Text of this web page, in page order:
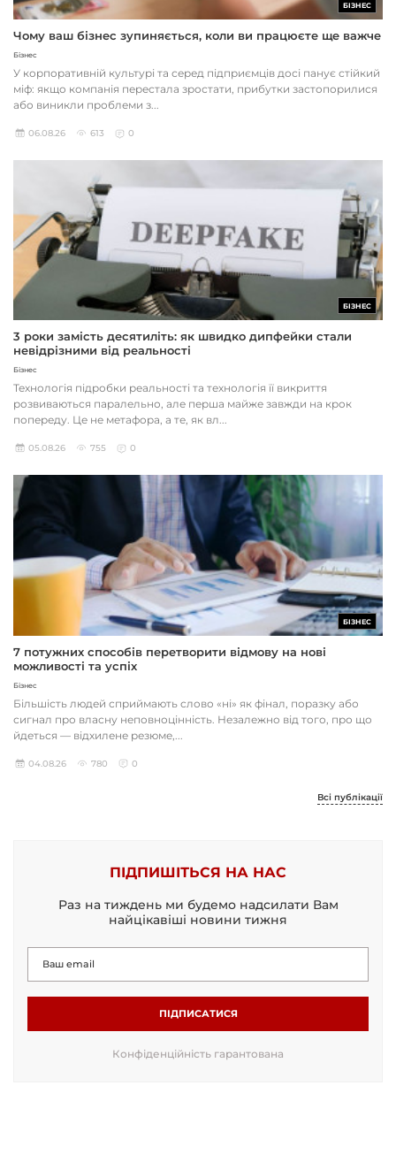
БІЗНЕС
Чому ваш бізнес зупиняється, коли ви працюєте ще важче
Бізнес
У корпоративній культурі та серед підприємців досі панує стійкий
міф: якщо компанія перестала зростати, прибутки застопорилися
або виникли проблеми з...
06.08.26 613 0
БІЗНЕС
3 роки замість десятиліть: як швидко дипфейки стали
невідрізними від реальності
Бізнес
Технологія підробки реальності та технологія її викриття
розвиваються паралельно, але перша майже завжди на крок
попереду. Це не метафора, а те, як вл...
05.08.26 755 0
БІЗНЕС
7 потужних способів перетворити відмову на нові
можливості та успіх
Бізнес
Більшість людей сприймають слово «ні» як фінал, поразку або
сигнал про власну неповноцінність. Незалежно від того, про що
йдеться — відхилене резюме,...
04.08.26 780 0
Всі публікації
ПІДПИШІТЬСЯ НА НАС
Раз на тиждень ми будемо надсилати Вам
найцікавіші новини тижня
ПІДПИСАТИСЯ
Конфіденційність гарантована